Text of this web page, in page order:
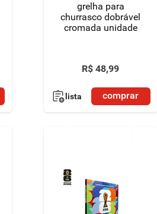
grelha para
churrasco dobrável
cromada unidade
R$ 48,99
lista comprar